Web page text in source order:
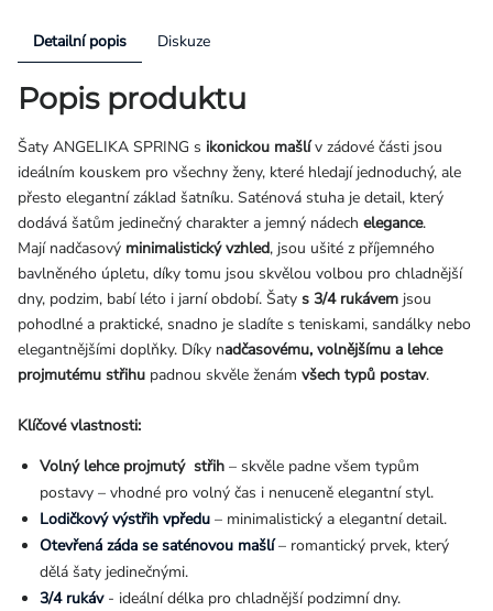
Detailní popis Diskuze
Popis produktu
Šaty ANGELIKA SPRING s ikonickou mašlív zádové části jsou
ideálním kouskem pro všechny ženy, které hledají jednoduchý, ale
přesto elegantní základ šatníku. Saténová stuha je detail, který
dodává šatům jedinečný charakter a jemný nádech elegance.
Mají nadčasový minimalistický vzhled, jsou ušité z příjemného
bavlněného úpletu, díky tomu jsou skvělou volbou pro chladnější
dny, podzim, babí léto i jarní období. Šaty s 3/4 rukávem jsou
pohodlné a praktické, snadno je sladíte s teniskami, sandálky nebo
elegantnějšími doplňky. Díky nadčasovému, volnějšímu a lehce
projmutému střihu padnou skvěle ženám všech typů postav.
Klíčové vlastnosti:
Volný lehce projmutý střih – skvěle padne všem typům
postavy – vhodné pro volný čas i nenuceně elegantní styl.
Lodičkový výstřih vpředu – minimalistický a elegantní detail.
Otevřená záda se saténovou mašlí– romantický prvek, který
dělá šaty jedinečnými.
3/4 rukáv - ideální délka pro chladnější podzimní dny.